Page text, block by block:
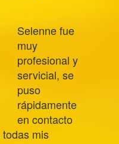
Selenne fue
muy
profesional y
servicial, se
puso
rápidamente
en contacto
mis